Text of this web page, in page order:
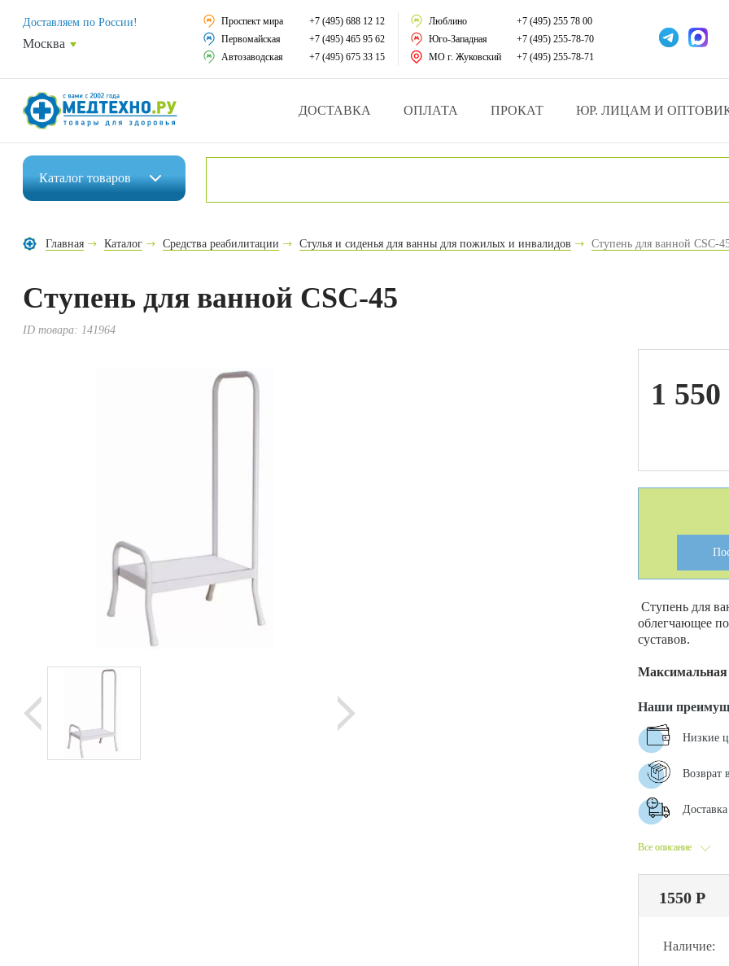
Средства реабилитации
Средства по уходу за больными
Домашняя медтехника
Уникальные и полезные товары
Доставляем по России!
Москва
Проспект мира
+7 (495) 688 12 12
Первомайская
+7 (495) 465 95 62
Автозаводская
+7 (495) 675 33 15
Люблино
+7 (495) 255 78 00
Юго-Западная
+7 (495) 255-78-70
МО г. Жуковский
+7 (495) 255-78-71
ДОСТАВКА ОПЛАТА ПРОКАТ ЮР. ЛИЦАМ И
Каталогтоваров
Средства по уходу за больными
Ортопедические изделия
Уникальные и полезные товары
Распродажа
Прокат инвалидной техники
Главная Каталог Средства реабилитации Стулья и сиденья для ванны для пожилых и инвалидов Ступень для ванной CSC-
Ступень для ванной CSC-45
ID товара: 141964
1 550
Ступень для
облегчающее
суставов.
Максимальная
Все описание
Наши
Низкие
Возврат
1550 Р
Наличие: